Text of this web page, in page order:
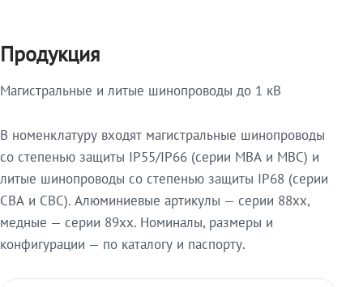
Продукция
Магистральные и литые шинопроводы до 1 кВ
В номенклатуру входят магистральные шинопроводы
со степенью защиты IP55/IP66 (серии МВА и МВС) и
литые шинопроводы со степенью защиты IP68 (серии
СВА и СВС). Алюминиевые артикулы — серии 88xx,
медные — серии 89xx. Номиналы, размеры и
конфигурации — по каталогу и паспорту.